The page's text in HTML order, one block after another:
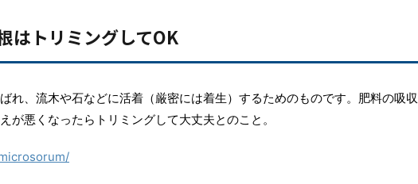
はトリミングしてOK
れ、流木や石などに活着（厳密には着生）するためのものです。肥料の吸収
が悪くなったらトリミングして大丈夫とのこと。